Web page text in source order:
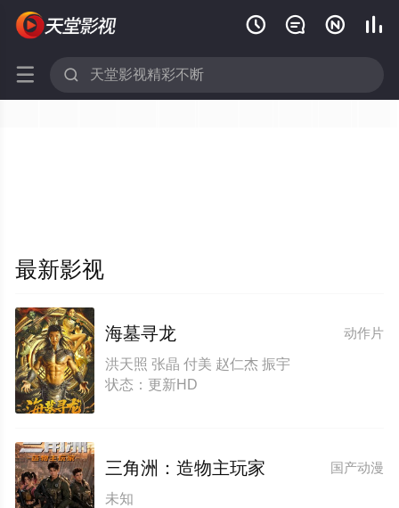
   
 
最新影视
动作片
海墓寻龙
洪天照 张晶 付美 赵仁杰 振宇
状态：更新HD
国产动漫
三角洲：造物主玩家
未知